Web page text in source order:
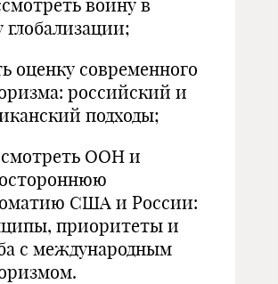
войну в
глобализации;
оценку современного
российский и
подходы;
ООН и
США и России:
приоритеты и
с международным